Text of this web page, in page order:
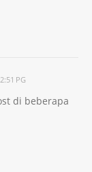
PG
di beberapa